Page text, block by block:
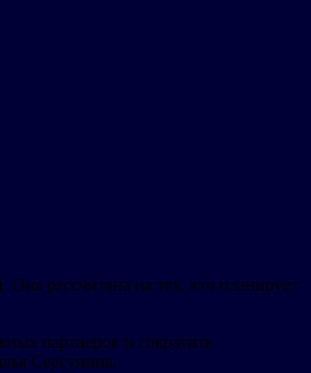
рассчитана на тех, кто планирует
партнеров и сократить
Сергунина.